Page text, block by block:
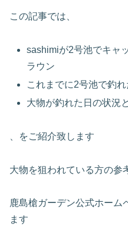
この記事では、
sashimiが2号池でキャ
ラウン
これまでに2号池で釣
大物が釣れた日の状況
、をご紹介致します
大物を狙われている方の参
鹿島槍ガーデン公式ホーム
ます